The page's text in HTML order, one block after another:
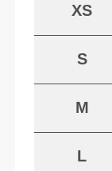
XS
S
M
L